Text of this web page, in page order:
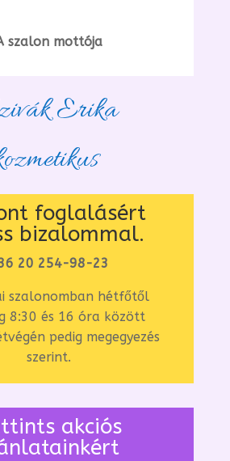
szalon mottója
Erika
foglalásért
bizalommal.
20 254-98-23
szalonomban hétfőtől
8:30 és 16 óra között
pedig megegyezés
szerint.
akciós